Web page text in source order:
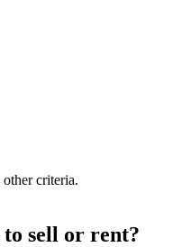
criteria.
sell or rent?